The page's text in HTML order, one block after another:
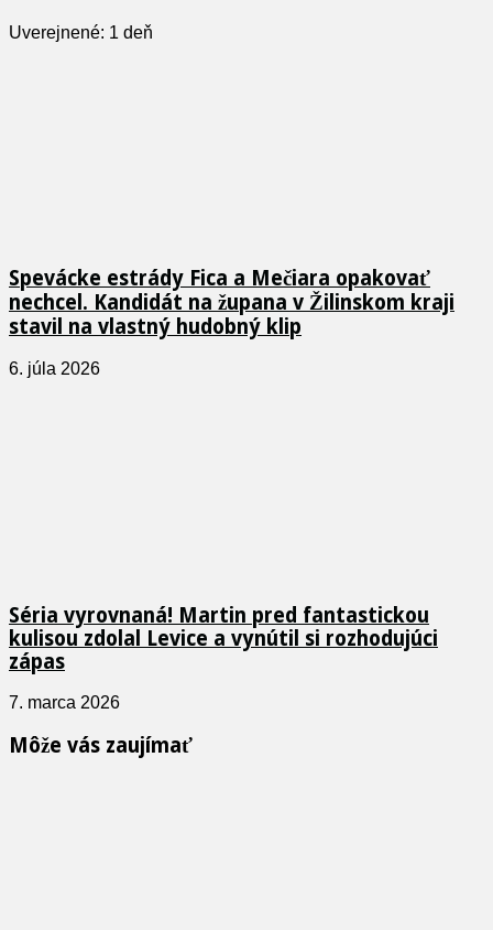
Uverejnené: 1 deň
Spevácke estrády Fica a Mečiara opakovať
nechcel. Kandidát na župana v Žilinskom kraji
stavil na vlastný hudobný klip
6. júla 2026
Séria vyrovnaná! Martin pred fantastickou
kulisou zdolal Levice a vynútil si rozhodujúci
zápas
7. marca 2026
Môže vás zaujímať